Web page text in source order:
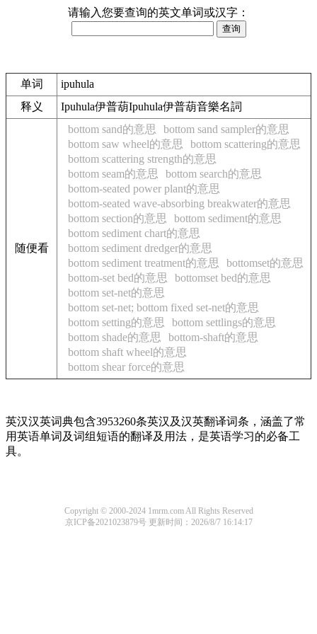
请输入您要查询的英文单词或汉字：
单词
ipuhula
释义
Ipuhula伊普葫Ipuhula伊普葫音樂名詞
随便看
bottom sand的意思
bottom sand sampler的意思
bottom saw wheel的意思
bottom scattering的意思
bottom scattering strength的意思
bottom seam的意思
bottom search的意思
bottom-seated power plant的意思
bottom-seated wave-absorbing breakwater的意思
bottom section的意思
bottom sediment的意思
bottom sediment chart的意思
bottom sediment dredger的意思
bottom sediment treatment的意思
bottomset的意思
bottom-set bed的意思
bottomset bed的意思
bottom set-net的意思
bottom set-net; bottom fixed set-net的意思
bottom setting的意思
bottom settlings的意思
bottom shade的意思
bottom-shaft的意思
bottom shaft wheel的意思
bottom shear force的意思
英汉汉英词典包含3953260条英汉及汉英翻译词条，涵盖了常
用英语单词及词组短语的翻译及用法，是英语学习的必备工
具。
Copyright © 2000-2024 1mrm.com All Rights Reserved
京ICP备2021023879号 更新时间：2026/8/7 16:14:17